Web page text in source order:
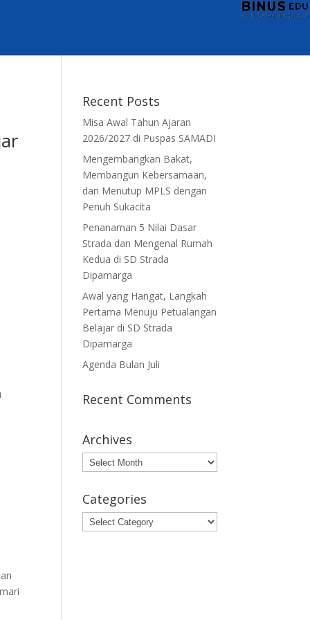
Recent Posts
Misa Awal Tahun Ajaran
2026/2027 di Puspas SAMADI
Mengembangkan Bakat,
Membangun Kebersamaan,
dan Menutup MPLS dengan
Penuh Sukacita
Penanaman 5 Nilai Dasar
Strada dan Mengenal Rumah
Kedua di SD Strada
Dipamarga
Awal yang Hangat, Langkah
Pertama Menuju Petualangan
Belajar di SD Strada
Dipamarga
Agenda Bulan Juli
Recent Comments
Archives
Archives
Categories
Categories